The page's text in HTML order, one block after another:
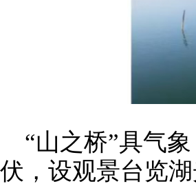
“山之桥”具气
伏，设观景台览